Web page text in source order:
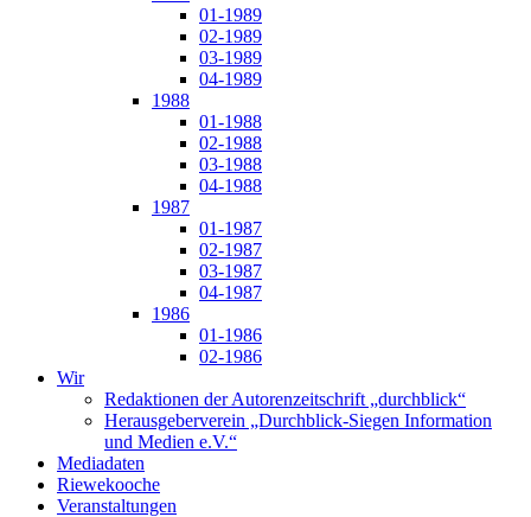
01-1989
02-1989
03-1989
04-1989
1988
01-1988
02-1988
03-1988
04-1988
1987
01-1987
02-1987
03-1987
04-1987
1986
01-1986
02-1986
Wir
Redaktionen der Autorenzeitschrift „durchblick“
Herausgeberverein „Durchblick-Siegen Information
und Medien e.V.“
Mediadaten
Riewekooche
Veranstaltungen